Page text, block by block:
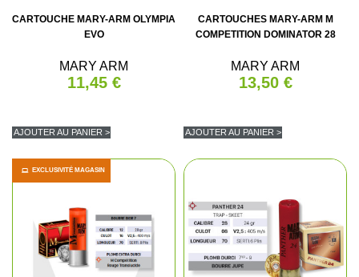
CARTOUCHE MARY-ARM OLYMPIA
EVO
MARY ARM
11,45 €
AJOUTER AU PANIER >
CARTOUCHES MARY-ARM M
COMPETITION DOMINATOR 28
MARY ARM
13,50 €
AJOUTER AU PANIER >
EXCLUSIVITÉ MAGASIN